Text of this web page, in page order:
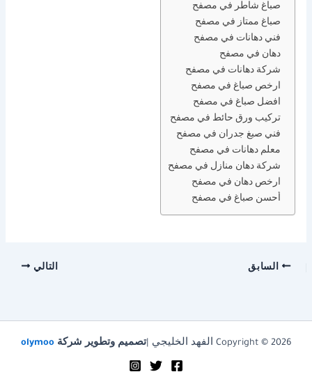
صباغ شاطر في مصفح
صباغ ممتاز في مصفح
فني دهانات في مصفح
دهان في مصفح
شركة دهانات في مصفح
ارخص صباغ في مصفح
افضل صباغ في مصفح
تركيب ورق حائط في مصفح
فني صبغ جدران في مصفح
معلم دهانات في مصفح
شركة دهان منازل في مصفح
ارخص دهان في مصفح
أحسن صباغ في مصفح
السابق التالي
Copyright © 2026 الفهد الخليجي | تصميم وتطوير شركةolymoo